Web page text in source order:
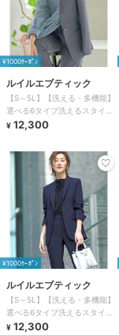
¥1000ｸｰﾎﾟﾝ
ルイルエブティック
【S～5L】【洗える・多機能】
選べる6タイプ洗えるスタイリ
ッシュビジネススーツパンツセ
¥ 12,300
¥1000ｸｰﾎﾟﾝ
ルイルエブティック
【S～5L】【洗える・多機能】
選べる6タイプ洗えるスタイリ
ッシュビジネススーツパンツセ
¥ 12,300